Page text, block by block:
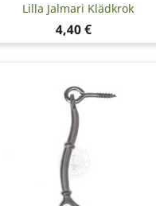
Lilla Jalmari Klädkrok
Pris
4,40 €
Snabbvy